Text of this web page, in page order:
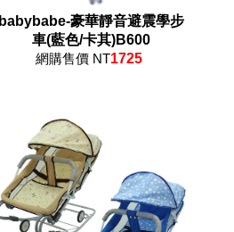
babybabe-豪華靜音避震學步
車(藍色/卡其)B600
網購售價 NT1725